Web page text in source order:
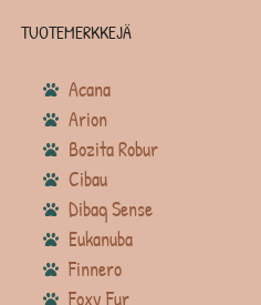
TUOTEMERKKEJÄ
Acana
Arion
Bozita Robur
Cibau
Dibaq Sense
Eukanuba
Finnero
Foxy Fur